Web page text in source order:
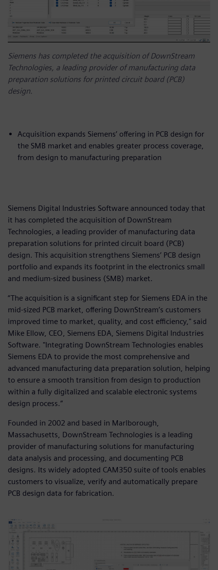
Siemens has completed the acquisition of DownStream
Technologies, a leading provider of manufacturing data
preparation solutions for printed circuit board (PCB)
design.
Acquisition expands Siemens’ offering in PCB design for
the SMB market and enables greater process coverage,
from design to manufacturing preparation
Siemens Digital Industries Software announced today that
it has completed the acquisition of DownStream
Technologies, a leading provider of manufacturing data
preparation solutions for printed circuit board (PCB)
design. This acquisition strengthens Siemens’ PCB design
portfolio and expands its footprint in the electronics small
and medium-sized business (SMB) market.
“The acquisition is a significant step for Siemens EDA in the
mid-sized PCB market, offering DownStream’s customers
improved time to market, quality, and cost efficiency," said
Mike Ellow, CEO, Siemens EDA, Siemens Digital Industries
Software. "Integrating DownStream Technologies enables
Siemens EDA to provide the most comprehensive and
advanced manufacturing data preparation solution, helping
to ensure a smooth transition from design to production
within a fully digitalized and scalable electronic systems
design process.”
Founded in 2002 and based in Marlborough,
Massachusetts, DownStream Technologies is a leading
provider of manufacturing solutions for manufacturing
data analysis and processing, and documenting PCB
designs. Its widely adopted CAM350 suite of tools enables
customers to visualize, verify and automatically prepare
PCB design data for fabrication.